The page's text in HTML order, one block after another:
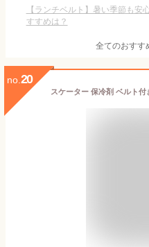
【ランチベルト】暑い季節も
すすめは？
全てのおすす
no. 20